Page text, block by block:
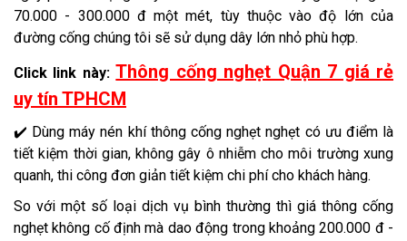
70.000 - 300.000 đ một mét, tùy thuộc vào độ lớn của
đường cống chúng tôi sẽ sử dụng dây lớn nhỏ phù hợp.
Click link này:Thông cống nghẹt Quận 7 giá rẻ
uy tín TPHCM
✔️ Dùng máy nén khí thông cống nghẹt nghẹt có ưu điểm là
tiết kiệm thời gian, không gây ô nhiễm cho môi trường xung
quanh, thi công đơn giản tiết kiệm chi phí cho khách hàng.
So với một số loại dịch vụ bình thường thì giá thông cống
nghẹt không cố định mà dao động trong khoảng 200.000 đ -